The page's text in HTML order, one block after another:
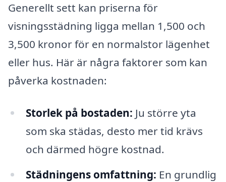
Generellt sett kan priserna för
visningsstädning ligga mellan 1,500 och
3,500 kronor för en normalstor lägenhet
eller hus. Här är några faktorer som kan
påverka kostnaden:
Storlek på bostaden: Ju större yta
som ska städas, desto mer tid krävs
och därmed högre kostnad.
Städningens omfattning: En grundlig